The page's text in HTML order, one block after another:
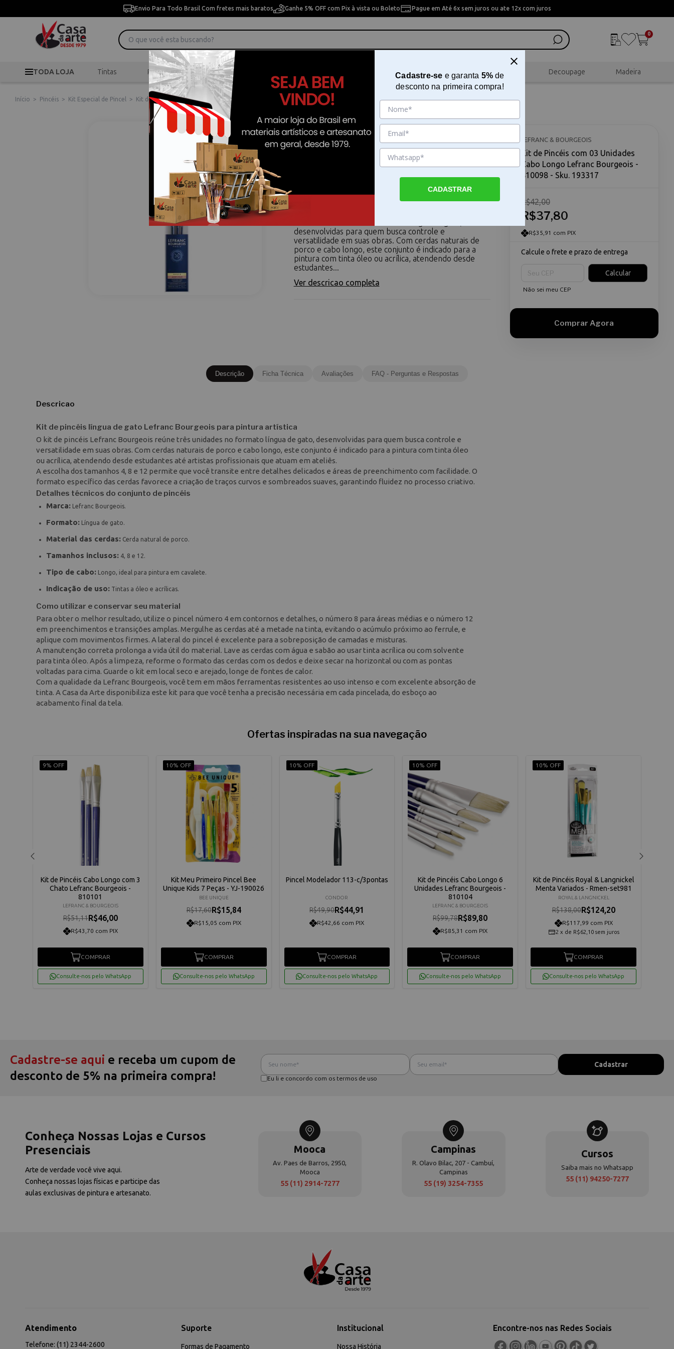
Envio Para Todo Brasil Com fretes mais baratos Ganhe 5% OFF com Pix à vista ou Boleto Pague em Até 6x sem juros ou ate 12x com juros
0
TODA LOJA Tintas Pincéis Desenho Pintura Artesanal Scrapbook Decoupage Madeira
Início > Pincéis > Kit Especial de Pincel > Kit de Pincéis com 03 Unidades Cabo Longo Lefranc Bourgeois - 810098
Kit de Pincéis com 03 Unidades Cabo
Longo Lefranc Bourgeois - 810098
Kit de pincéis língua de gato Lefranc Bourgeois para
desenvolvidas para quem busca controle e
versatilidade em suas obras. Com cerdas naturais de
porco e cabo longo, este conjunto é indicado para a
pintura com tinta óleo ou acrílica, atendendo desde
estudantes...
Ver descricao completa
LEFRANC & BOURGEOIS
Kit de Pincéis com 03 Unidades
Cabo Longo Lefranc Bourgeois -
810098 - Sku. 193317
R$37,80
R$42,00
R$35,91 com PIX
Calcule o frete e prazo de entrega
Calcular
Não sei meu CEP
Descrição Ficha Técnica Avaliações FAQ - Perguntas e Respostas
Descricao
Kit de pincéis língua de gato Lefranc Bourgeois para pintura artística
O kit de pincéis Lefranc Bourgeois reúne três unidades no formato língua de gato, desenvolvidas para quem busca controle e
versatilidade em suas obras. Com cerdas naturais de porco e cabo longo, este conjunto é indicado para a pintura com tinta óleo
ou acrílica, atendendo desde estudantes até artistas profissionais que atuam em ateliês.
A escolha dos tamanhos 4, 8 e 12 permite que você transite entre detalhes delicados e áreas de preenchimento com facilidade. O
formato específico das cerdas favorece a criação de traços curvos e sombreados suaves, garantindo fluidez no processo criativo.
Detalhes técnicos do conjunto de pincéis
Marca: Lefranc Bourgeois.
Formato: Língua de gato.
Material das cerdas: Cerda natural de porco.
Tamanhos inclusos: 4, 8 e 12.
Tipo de cabo: Longo, ideal para pintura em cavalete.
Indicação de uso: Tintas a óleo e acrílicas.
Como utilizar e conservar seu material
Para obter o melhor resultado, utilize o pincel número 4 em contornos e detalhes, o número 8 para áreas médias e o número 12
em preenchimentos e transições amplas. Mergulhe as cerdas até a metade na tinta, evitando o acúmulo próximo ao ferrule, e
aplique com movimentos firmes. A lateral do pincel é excelente para a sobreposição de camadas e misturas.
A manutenção correta prolonga a vida útil do material. Lave as cerdas com água e sabão ao usar tinta acrílica ou com solvente
para tinta óleo. Após a limpeza, reforme o formato das cerdas com os dedos e deixe secar na horizontal ou com as pontas
voltadas para cima. Guarde o kit em local seco e arejado, longe de fontes de calor.
Com a qualidade da Lefranc Bourgeois, você tem em mãos ferramentas resistentes ao uso intenso e com excelente absorção de
tinta. A Casa da Arte disponibiliza este kit para que você tenha a precisão necessária em cada pincelada, do esboço ao
acabamento final da tela.
Ofertas inspiradas na sua navegação
9% OFF
Kit de Pincéis Cabo Longo com 3
Chato Lefranc Bourgeois -
810101
LEFRANC & BOURGEOIS
R$51,11R$46,00
R$43,70 com PIX
COMPRAR
Consulte-nos pelo WhatsApp
10% OFF
Kit Meu Primeiro Pincel Bee
Unique Kids 7 Peças - YJ-190026
BEE UNIQUE
R$17,60R$15,84
R$15,05 com PIX
COMPRAR
Consulte-nos pelo WhatsApp
10% OFF
Pincel Modelador 113-c/3pontas
CONDOR
R$49,90R$44,91
R$42,66 com PIX
COMPRAR
Consulte-nos pelo WhatsApp
10% OFF
Kit de Pincéis Cabo Longo 6
Unidades Lefranc Bourgeois -
810104
LEFRANC & BOURGEOIS
R$99,78R$89,80
R$85,31 com PIX
COMPRAR
Consulte-nos pelo WhatsApp
10% OFF
Kit de Pincéis Royal & Langnickel
Menta Variados - Rmen-set981
ROYAL & LANGNICKEL
R$138,00R$124,20
R$117,99 com PIX
2 x de R$62,10 sem juros
COMPRAR
Consulte-nos pelo WhatsApp
Cadastre-se aqui e receba um cupom de
desconto de 5% na primeira compra!
Eu li e concordo com os termos de uso
Conheça Nossas Lojas e Cursos
Presenciais
Arte de verdade você vive aqui.
Conheça nossas lojas físicas e participe das
aulas exclusivas de pintura e artesanato.
Mooca
Av. Paes de Barros, 2950,
Mooca
55 (11) 2914-7277
Campinas
R. Olavo Bilac, 207 - Cambuí,
Campinas
55 (19) 3254-7355
Cursos
Saiba mais no Whatsapp
55 (11) 94250-7277
Atendimento
Telefone: (11) 2344-2600
Suporte
Formas de Pagamento
Institucional
Nossa História
Encontre-nos nas Redes Sociais
Cadastre-se e garanta 5%de
desconto na primeira compra!
CADASTRAR